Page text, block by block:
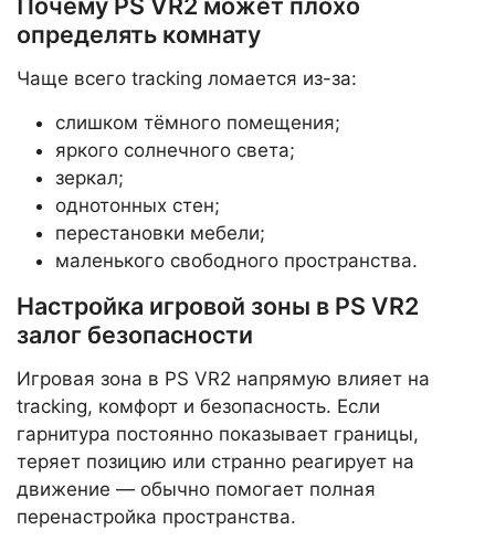
определять комнату
Чаще всего tracking ломается из-за:
слишком тёмного помещения;
яркого солнечного света;
зеркал;
однотонных стен;
перестановки мебели;
маленького свободного пространства.
Настройка игровой зоны в PS VR2
залог безопасности
Игровая зона в PS VR2 напрямую влияет на
tracking, комфорт и безопасность. Если
гарнитура постоянно показывает границы,
теряет позицию или странно реагирует на
движение — обычно помогает полная
перенастройка пространства.